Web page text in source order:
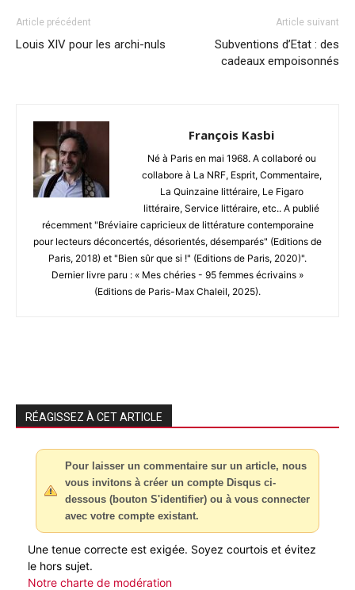
Article précédent
Louis XIV pour les archi-nuls
Article suivant
Subventions d’Etat : des
cadeaux empoisonnés
François Kasbi
Né à Paris en mai 1968. A collaboré ou
collabore à La NRF, Esprit, Commentaire,
La Quinzaine littéraire, Le Figaro
littéraire, Service littéraire, etc.. A publié
récemment "Bréviaire capricieux de littérature contemporaine
pour lecteurs déconcertés, désorientés, désemparés" (Editions de
Paris, 2018) et "Bien sûr que si !" (Editions de Paris, 2020)".
Dernier livre paru : « Mes chéries - 95 femmes écrivains »
(Editions de Paris-Max Chaleil, 2025).
RÉAGISSEZ À CET ARTICLE
Pour laisser un commentaire sur un article, nous
vous invitons à créer un compte Disqus ci-
dessous (bouton S'identifier) ou à vous connecter
avec votre compte existant.
Une tenue correcte est exigée. Soyez courtois et évitez
le hors sujet.
Notre charte de modération